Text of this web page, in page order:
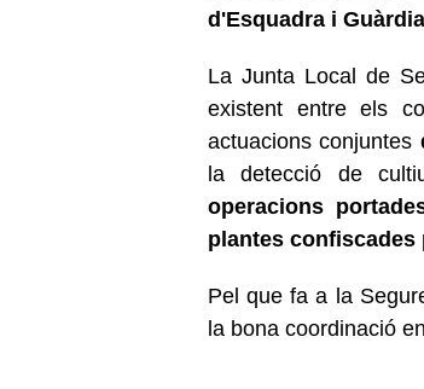
d'Esquadra i
La Junta Local de
existent entre els
actuacions conjuntes
la detecció de
operacions
plantes confiscades
Pel que fa a la
la bona coordinació